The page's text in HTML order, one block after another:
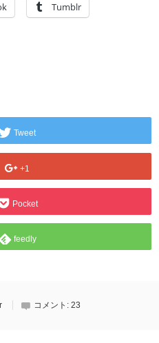
Tumblr
Tweet
+1
Pocket
feedly
コメント: 23